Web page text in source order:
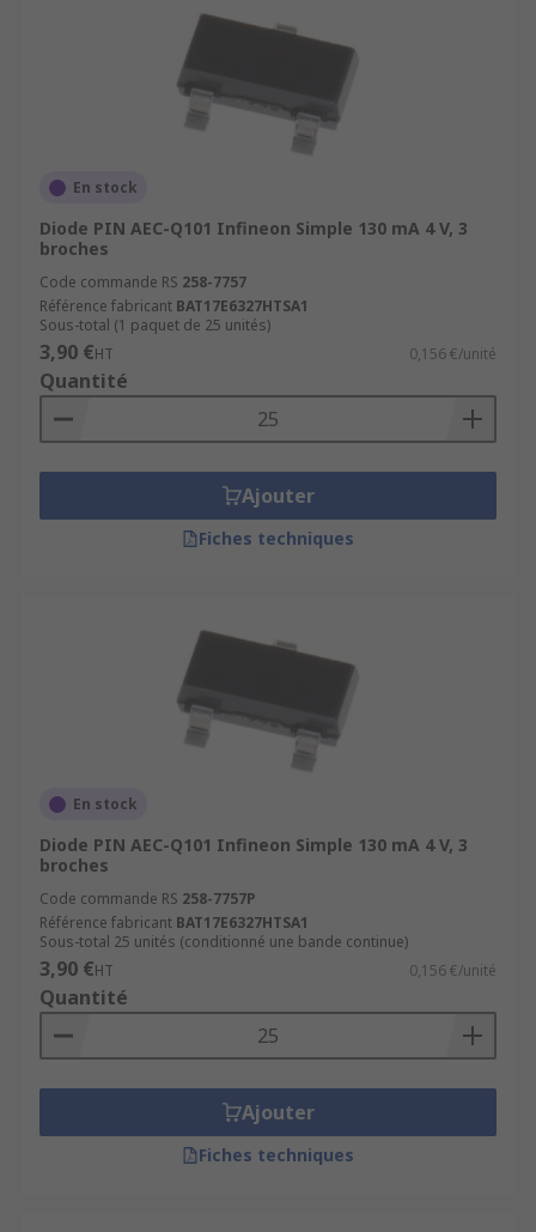
En stock
Diode PIN AEC-Q101 Infineon Simple 130 mA 4 V, 3
broches
Code commande RS 258-7757
Référence fabricant BAT17E6327HTSA1
Sous-total (1 paquet de 25 unités)
3,90 €HT 0,156 €/unité
Quantité
Ajouter
Fiches techniques
En stock
Diode PIN AEC-Q101 Infineon Simple 130 mA 4 V, 3
broches
Code commande RS 258-7757P
Référence fabricant BAT17E6327HTSA1
Sous-total 25 unités (conditionné une bande continue)
3,90 €HT 0,156 €/unité
Quantité
Ajouter
Fiches techniques